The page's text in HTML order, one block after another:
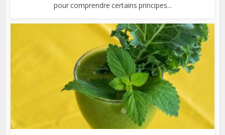
pour comprendre certains principes...